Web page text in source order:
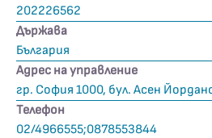
202226562
Държава
България
Адрес на управление
гр. София 1000, бул. Асен
Телефон
02/4966555;0878553844